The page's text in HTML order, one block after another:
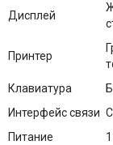
Дисплей
Принтер
Клавиатура
Интерфейс связи
Питание